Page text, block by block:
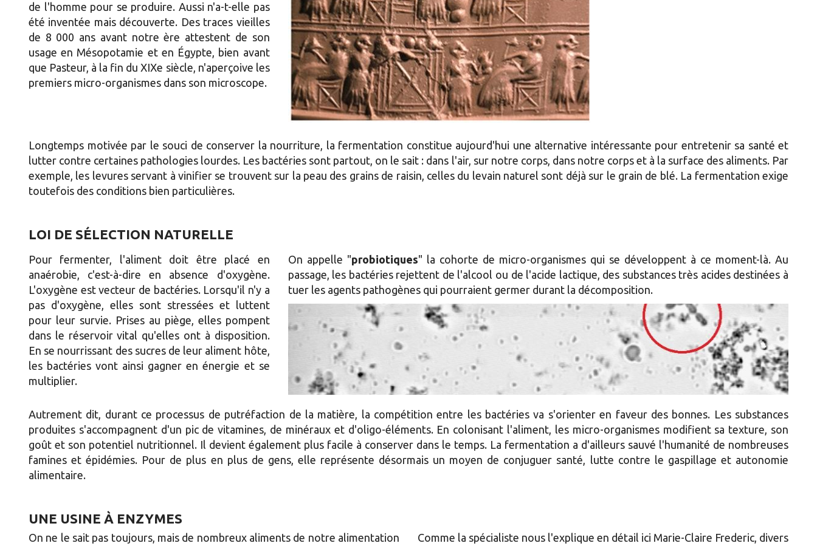
de l'homme pour se produire. Aussi n'a-t-elle pas
été inventée mais découverte. Des traces vieilles
de 8 000 ans avant notre ère attestent de son
usage en Mésopotamie et en Égypte, bien avant
que Pasteur, à la fin du XIXe siècle, n'aperçoive les
premiers micro-organismes dans son microscope.
Longtemps motivée par le souci de conserver la nourriture, la fermentation constitue aujourd'hui une alternative intéressante pour entretenir sa santé et
lutter contre certaines pathologies lourdes. Les bactéries sont partout, on le sait : dans l'air, sur notre corps, dans notre corps et à la surface des aliments. Par
exemple, les levures servant à vinifier se trouvent sur la peau des grains de raisin, celles du levain naturel sont déjà sur le grain de blé. La fermentation exige
toutefois des conditions bien particulières.
LOI DE SÉLECTION NATURELLE
Pour fermenter, l'aliment doit être placé en
anaérobie, c'est-à-dire en absence d'oxygène.
L'oxygène est vecteur de bactéries. Lorsqu'il n'y a
pas d'oxygène, elles sont stressées et luttent
pour leur survie. Prises au piège, elles pompent
dans le réservoir vital qu'elles ont à disposition.
En se nourrissant des sucres de leur aliment hôte,
les bactéries vont ainsi gagner en énergie et se
multiplier.
On appelle "probiotiques" la cohorte de micro-organismes qui se développent à ce moment-là. Au
passage, les bactéries rejettent de l'alcool ou de l'acide lactique, des substances très acides destinées à
tuer les agents pathogènes qui pourraient germer durant la décomposition.
Autrement dit, durant ce processus de putréfaction de la matière, la compétition entre les bactéries va s'orienter en faveur des bonnes. Les substances
produites s'accompagnent d'un pic de vitamines, de minéraux et d'oligo-éléments. En colonisant l'aliment, les micro-organismes modifient sa texture, son
goût et son potentiel nutritionnel. Il devient également plus facile à conserver dans le temps. La fermentation a d'ailleurs sauvé l'humanité de nombreuses
famines et épidémies. Pour de plus en plus de gens, elle représente désormais un moyen de conjuguer santé, lutte contre le gaspillage et autonomie
alimentaire.
UNE USINE À ENZYMES
On ne le sait pas toujours, mais de nombreux aliments de notre alimentation
Comme la spécialiste nous l'explique en détail ici Marie-Claire Frederic, divers